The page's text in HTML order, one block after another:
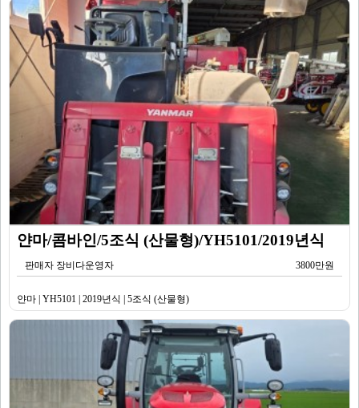
얀마/콤바인/5조식 (산물형)/YH5101/2019년식
판매자 장비다운영자 3800만원
얀마 | YH5101 | 2019년식 | 5조식 (산물형)